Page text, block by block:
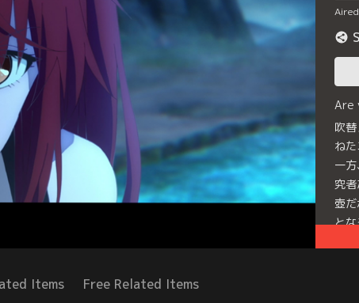
Are
吹
ね
一
究
壺
と
Items Free Related Items